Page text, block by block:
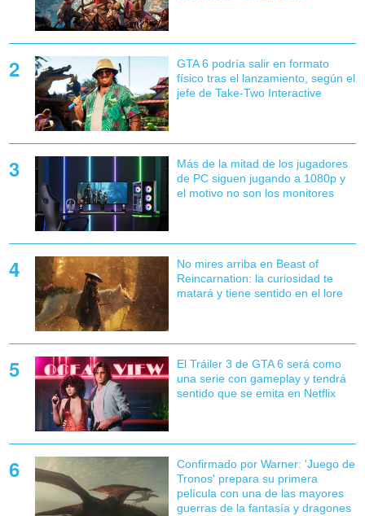
GTA 6 podría salir en formato
físico tras el lanzamiento, según el
jefe de Take-Two Interactive
Más de la mitad de los jugadores
de PC siguen jugando a 1080p y
el motivo no son los monitores
No mires arriba en Beast of
Reincarnation: la curiosidad te
matará y tiene sentido en el lore
El Tráiler 3 de GTA 6 será como
una serie con gameplay y tendrá
sentido que se emita en Netflix
Confirmado por Warner: 'Juego de
Tronos' prepara su primera
película con una de las mayores
guerras de la fantasía y dragones